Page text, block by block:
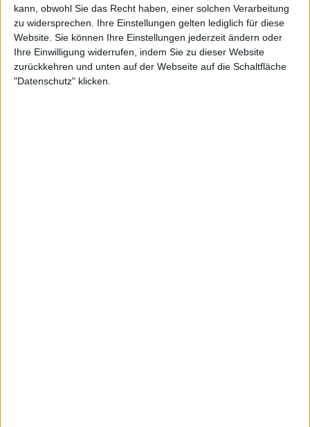
kann, obwohl Sie das Recht haben, einer solchen Verarbeitung
zu widersprechen. Ihre Einstellungen gelten lediglich für diese
Website. Sie können Ihre Einstellungen jederzeit ändern oder
Ihre Einwilligung widerrufen, indem Sie zu dieser Website
zurückkehren und unten auf der Webseite auf die Schaltfläche
"Datenschutz" klicken.